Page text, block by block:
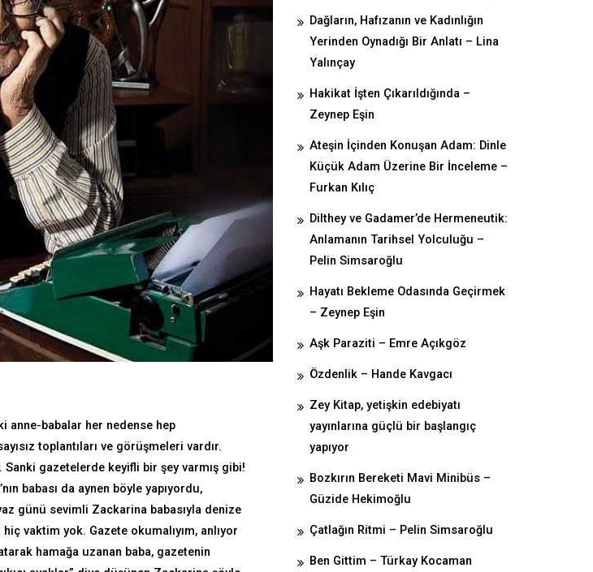
anne-babalar her nedense hep
toplantıları ve görüşmeleri vardır.
gazetelerde keyifli bir şey varmış gibi!
babası da aynen böyle yapıyordu,
günü sevimli Zackarina babasıyla denize
vaktim yok. Gazete okumalıyım, anlıyor
hamağa uzanan baba, gazetenin
Dağların, Hafızanın ve Kadınlığın
Yerinden Oynadığı Bir Anlatı – Lina
Yalınçay
Hakikat İşten Çıkarıldığında –
Zeynep Eşin
Ateşin İçinden Konuşan Adam: Dinle
Küçük Adam Üzerine Bir İnceleme –
Furkan Kılıç
Dilthey ve Gadamer’de Hermeneutik:
Anlamanın Tarihsel Yolculuğu –
Pelin Simsaroğlu
Hayatı Bekleme Odasında Geçirmek
– Zeynep Eşin
Aşk Paraziti – Emre Açıkgöz
Özdenlik – Hande Kavgacı
Zey Kitap, yetişkin edebiyatı
yayınlarına güçlü bir başlangıç
yapıyor
Bozkırın Bereketi Mavi Minibüs –
Güzide Hekimoğlu
Çatlağın Ritmi – Pelin Simsaroğlu
Ben Gittim – Türkay Kocaman